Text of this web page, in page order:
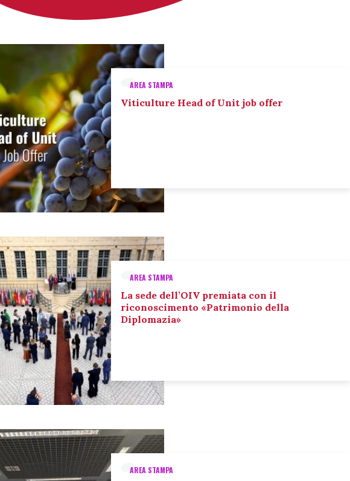
AREA STAMPA
Viticulture Head of Unit job offer
AREA STAMPA
La sede dell’OIV premiata con il
riconoscimento «Patrimonio della
Diplomazia»
AREA STAMPA